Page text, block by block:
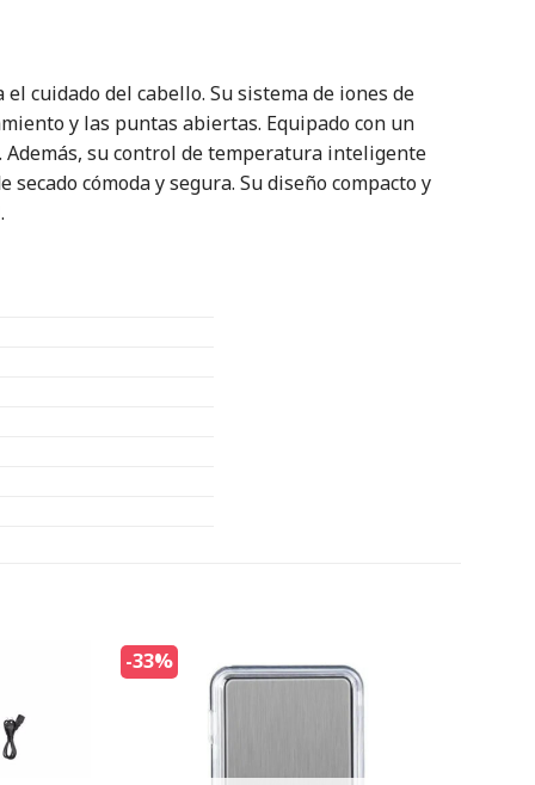
cuidado del cabello. Su sistema de iones de
y las puntas abiertas. Equipado con un
Además, su control de temperatura inteligente
cómoda y segura. Su diseño compacto y
-33%